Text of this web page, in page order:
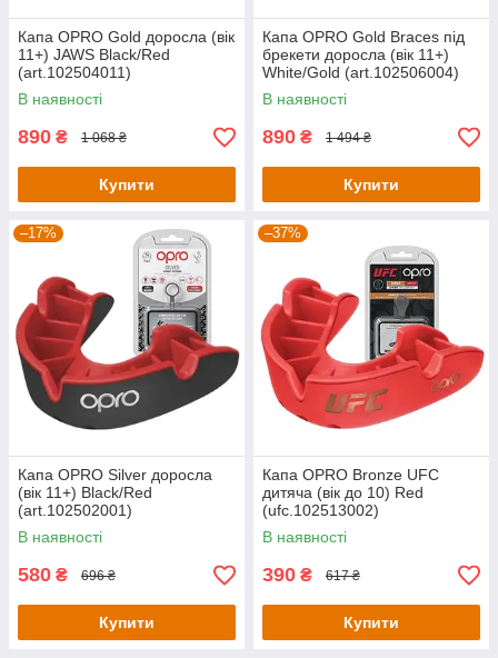
Капа OPRO Gold доросла (вік
11+) JAWS Black/Red
(art.102504011)
В наявності
890 ₴ 1 068 ₴
Купити
Капа OPRO Gold Braces під
брекети доросла (вік 11+)
White/Gold (art.102506004)
В наявності
890 ₴ 1 494 ₴
Купити
–17%
Капа OPRO Silver доросла
(вік 11+) Black/Red
(art.102502001)
В наявності
580 ₴ 696 ₴
Купити
–37%
Капа OPRO Bronze UFC
дитяча (вік до 10) Red
(ufc.102513002)
В наявності
390 ₴ 617 ₴
Купити